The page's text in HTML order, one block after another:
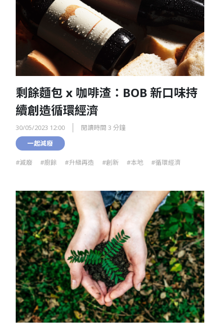
剩餘麵包 x 咖啡渣：BOB 新口味持
續創造循環經濟
30/05/2023 12:00
閱讀時間 3 分鐘
一起減廢
#減廢 #廚餘 #升級再造 #創新 #本地 #循環經濟